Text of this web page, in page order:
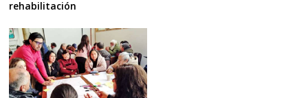
rehabilitación